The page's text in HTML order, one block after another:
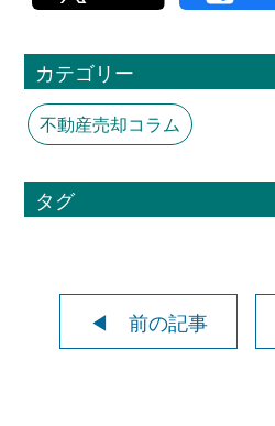
カテゴリー
不動産売却コラム
タグ
◀ 前の記事